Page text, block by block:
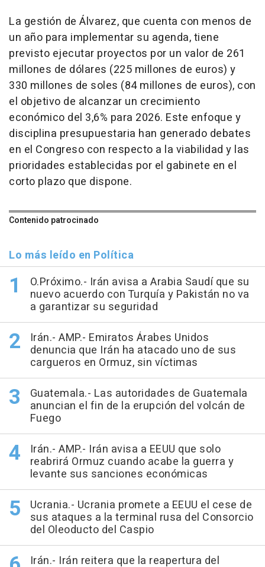
La gestión de Álvarez, que cuenta con menos de
un año para implementar su agenda, tiene
previsto ejecutar proyectos por un valor de 261
millones de dólares (225 millones de euros) y
330 millones de soles (84 millones de euros), con
el objetivo de alcanzar un crecimiento
económico del 3,6% para 2026. Este enfoque y
disciplina presupuestaria han generado debates
en el Congreso con respecto a la viabilidad y las
prioridades establecidas por el gabinete en el
corto plazo que dispone.
Contenido patrocinado
Lo más leído en Política
O.Próximo.- Irán avisa a Arabia Saudí que su
nuevo acuerdo con Turquía y Pakistán no va
a garantizar su seguridad
Irán.- AMP.- Emiratos Árabes Unidos
denuncia que Irán ha atacado uno de sus
cargueros en Ormuz, sin víctimas
Guatemala.- Las autoridades de Guatemala
anuncian el fin de la erupción del volcán de
Fuego
Irán.- AMP.- Irán avisa a EEUU que solo
reabrirá Ormuz cuando acabe la guerra y
levante sus sanciones económicas
Ucrania.- Ucrania promete a EEUU el cese de
sus ataques a la terminal rusa del Consorcio
del Oleoducto del Caspio
Irán.- Irán reitera que la reapertura del